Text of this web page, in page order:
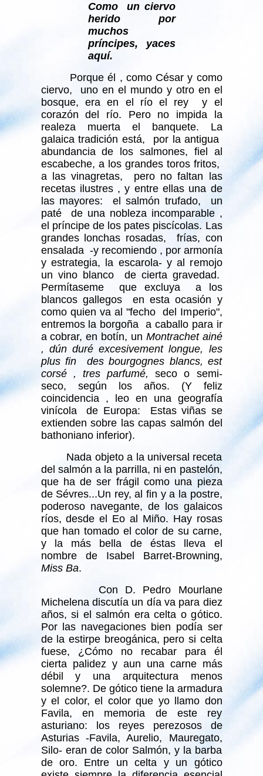
Como un ciervo
herido por
muchos
príncipes, yaces
aquí.
Porque él , como César y como
ciervo, uno en el mundo y otro en el
bosque, era en el río el rey y el
corazón del río. Pero no impida la
realeza muerta el banquete. La
galaica tradición está, por la antigua
abundancia de los salmones, fiel al
escabeche, a los grandes toros fritos,
a las vinagretas, pero no faltan las
recetas ilustres , y entre ellas una de
las mayores: el salmón trufado, un
paté de una nobleza incomparable ,
el príncipe de los pates piscícolas. Las
grandes lonchas rosadas, frías, con
ensalada -y recomiendo , por armonía
y estrategia, la escarola- y al remojo
un vino blanco de cierta gravedad.
Permítaseme que excluya a los
blancos gallegos en esta ocasión y
como quien va al "fecho del Imperio",
entremos la borgoña a caballo para ir
a cobrar, en botín, un Montrachet ainé
, dún duré excesivement longue, les
plus fin des bourgognes blancs, est
corsé , tres parfumé, seco o semi-
seco, según los años. (Y feliz
coincidencia , leo en una geografía
vinícola de Europa: Estas viñas se
extienden sobre las capas salmón del
bathoniano inferior).
Nada objeto a la universal receta
del salmón a la parrilla, ni en pastelón,
que ha de ser frágil como una pieza
de Sévres...Un rey, al fin y a la postre,
poderoso navegante, de los galaicos
ríos, desde el Eo al Miño. Hay rosas
que han tomado el color de su carne,
y la más bella de éstas lleva el
nombre de Isabel Barret-Browning,
Miss Ba.
Con D. Pedro Mourlane
Michelena discutía un día va para diez
años, si el salmón era celta o gótico.
Por las navegaciones bien podía ser
de la estirpe breogánica, pero si celta
fuese, ¿Cómo no recabar para él
cierta palidez y aun una carne más
débil y una arquitectura menos
solemne?. De gótico tiene la armadura
y el color, el color que yo llamo don
Favila, en memoria de este rey
asturiano: los reyes perezosos de
Asturias -Favila, Aurelio, Mauregato,
Silo- eran de color Salmón, y la barba
de oro. Entre un celta y un gótico